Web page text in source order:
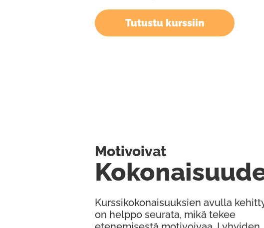
Tutustu kurssiin
Kurssikokonaisuuksien avulla
on helppo seurata, mikä tekee
Motivoivat